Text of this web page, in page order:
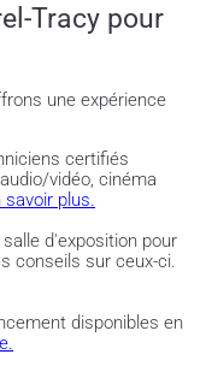
Tracy pour
une expérience
certifiés
savoir plus.
d'exposition pour
conseils sur ceux-ci.
disponibles en